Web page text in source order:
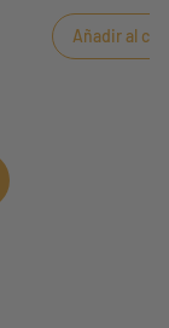
Añadir al